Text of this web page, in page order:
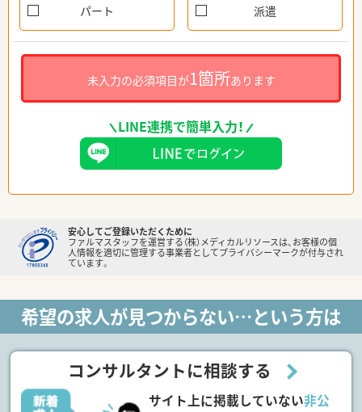
パート 派遣
未入力の必須項目が1箇所あります
LINE連携で簡単入力！
安心してご登録いただくために
ファルマスタッフを運営する（株）メディカルリソースは、お客様の個
人情報を適切に管理する事業者としてプライバシーマークが付与され
ています。
希望の求人が見つからない…という方は
コンサルタントに相談する
サイト上に掲載していない非公